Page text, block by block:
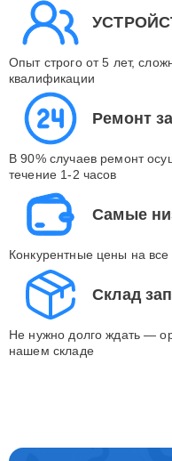
Опыт строго от 5 лет,
квалификации
Ремонт
В 90% случаев ремонт
течение 1-2 часов
Самые
Конкурентные цены на
Склад
Не нужно долго ждать —
нашем складе